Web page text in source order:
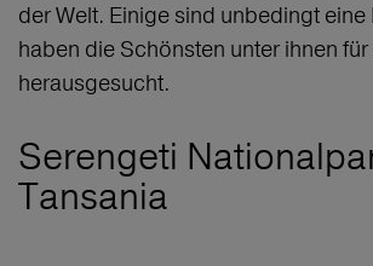
der Welt. Einige sind unbedingt eine
haben die Schönsten unter ihnen für
herausgesucht.
Serengeti
Tansania